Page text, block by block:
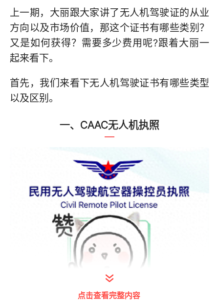
上一期，大丽跟大家讲了无人机驾驶证的从业
方向以及市场价值，那这个证书有哪些类别？
又是如何获得？需要多少费用呢?跟着大丽一
起来看下。
首先，我们来看下无人机驾驶证书有哪些类型
以及区别。
一、CAAC无人机执照
点击查看完整内容